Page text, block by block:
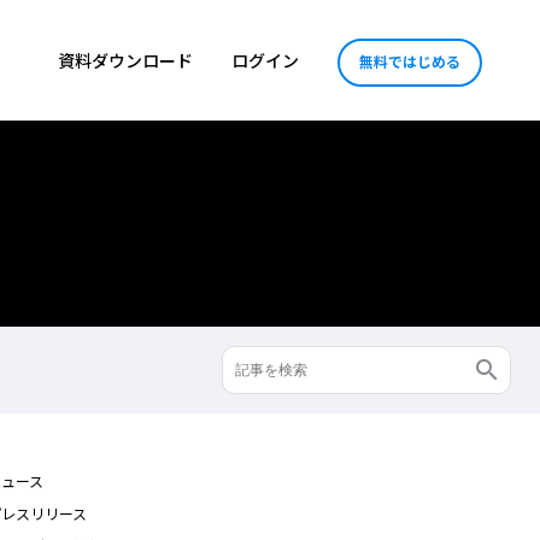
資料ダウンロード ログイン 無料ではじめる
ース
スリリース